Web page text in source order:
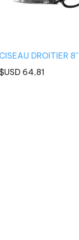
CISEAU DROITIER 8''
64,81